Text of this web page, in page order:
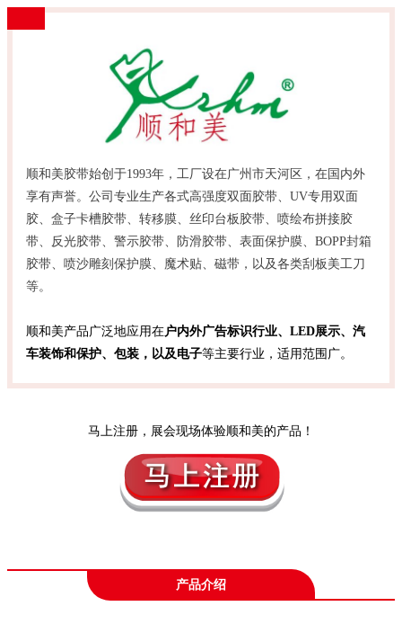
顺和美胶带始创于1993年，工厂设在广州市天河区，在国内外
享有声誉。公司专业生产各式高强度双面胶带、UV专用双面
胶、盒子卡槽胶带、转移膜、丝印台板胶带、喷绘布拼接胶
带、反光胶带、警示胶带、防滑胶带、表面保护膜、BOPP封箱
胶带、喷沙雕刻保护膜、魔术贴、磁带，以及各类刮板美工刀
等。
顺和美产品广泛地应用在 户内外广告标识行业、LED展示、汽
车装饰和保护、包装，以及电子等主要行业，适用范围广。
马上注册，展会现场体验顺和美的产品！
产品介绍